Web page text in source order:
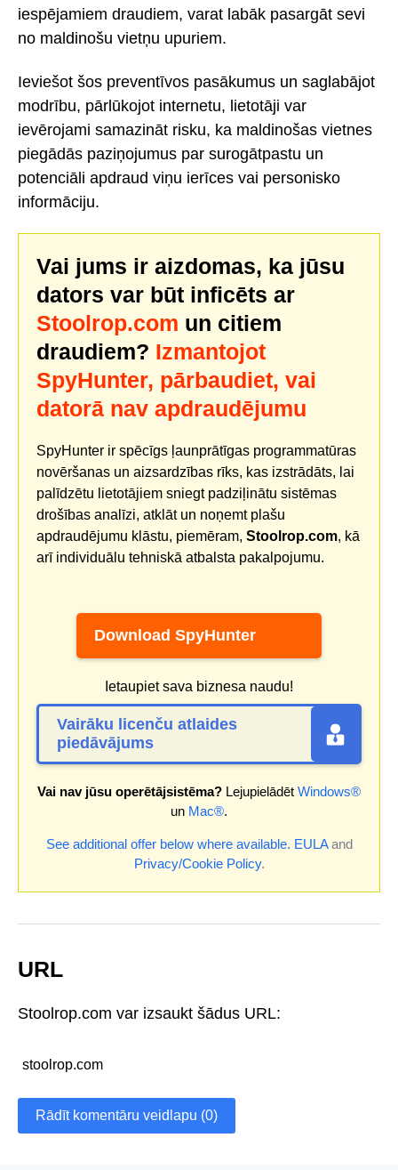
iespējamiem draudiem, varat labāk pasargāt sevi
no maldinošu vietņu upuriem.
Ieviešot šos preventīvos pasākumus un saglabājot
modrību, pārlūkojot internetu, lietotāji var
ievērojami samazināt risku, ka maldinošas vietnes
piegādās paziņojumus par surogātpastu un
potenciāli apdraud viņu ierīces vai personisko
informāciju.
Vai jums ir aizdomas, ka jūsu
dators var būt inficēts ar
Stoolrop.com un citiem
draudiem? Izmantojot
SpyHunter, pārbaudiet, vai
datorā nav apdraudējumu
SpyHunter ir spēcīgs ļaunprātīgas programmatūras
novēršanas un aizsardzības rīks, kas izstrādāts, lai
palīdzētu lietotājiem sniegt padziļinātu sistēmas
drošības analīzi, atklāt un noņemt plašu
apdraudējumu klāstu, piemēram, Stoolrop.com, kā
arī individuālu tehniskā atbalsta pakalpojumu.
Download SpyHunter
Ietaupiet sava biznesa naudu!
Vairāku licenču atlaides
piedāvājums
Vai nav jūsu operētājsistēma? Lejupielādēt Windows®
un Mac®.
See additional offer below where available. EULAand
Privacy/Cookie Policy.
URL
Stoolrop.com var izsaukt šādus URL:
stoolrop.com
Rādīt komentāru veidlapu (0)